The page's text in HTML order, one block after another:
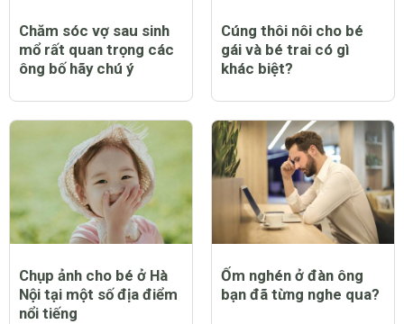
Chăm sóc vợ sau sinh
mổ rất quan trọng các
ông bố hãy chú ý
Cúng thôi nôi cho bé
gái và bé trai có gì
khác biệt?
Chụp ảnh cho bé ở Hà
Nội tại một số địa điểm
nổi tiếng
Ốm nghén ở đàn ông
bạn đã từng nghe qua?